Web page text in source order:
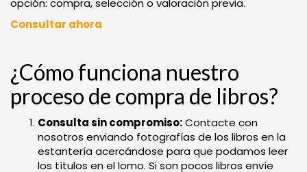
opción: compra, selección o valoración previa.
Consultar ahora
¿Cómo funciona nuestro
proceso de compra de libros?
Consulta sin compromiso:Contacte con
nosotros enviando fotografías de los libros en la
estantería acercándose para que podamos leer
los títulos en el lomo. Si son pocos libros envíe